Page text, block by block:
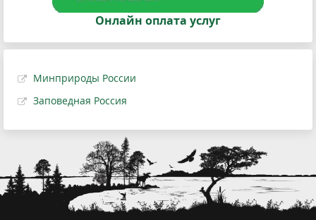
Онлайн оплата услуг
Минприроды России
Заповедная Россия